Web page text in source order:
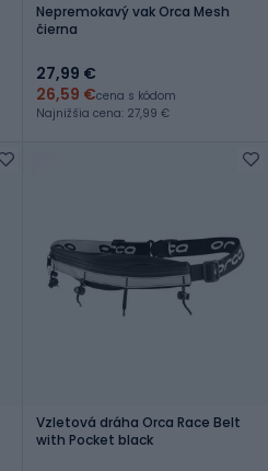
Nepremokavý vak Orca Mesh
čierna
27,99 €
26,59 €cena s kódom
Najnižšia cena: 27,99 €
Vzletová dráha Orca Race Belt
with Pocket black